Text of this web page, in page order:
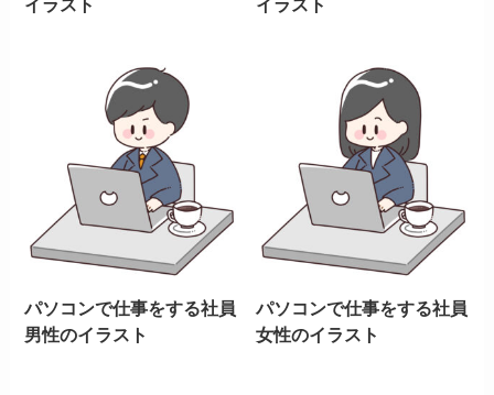
イラスト イラスト
パソコンで仕事をする社員
男性のイラスト
パソコンで仕事をする社員
女性のイラスト